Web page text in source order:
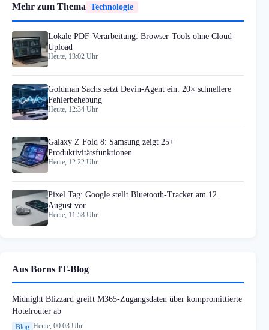
Mehr zum Thema Technologie
Lokale PDF-Verarbeitung: Browser-Tools ohne Cloud-
Upload
Heute, 13:02 Uhr
Goldman Sachs setzt Devin-Agent ein: 20× schnellere
Fehlerbehebung
Heute, 12:34 Uhr
Galaxy Z Fold 8: Samsung zeigt 25+
Produktivitätsfunktionen
Heute, 12:22 Uhr
Pixel Tag: Google stellt Bluetooth-Tracker am 12.
August vor
Heute, 11:58 Uhr
Aus Borns IT-Blog
Midnight Blizzard greift M365-Zugangsdaten über kompromittierte
Hotelrouter ab
Blog Heute, 00:03 Uhr